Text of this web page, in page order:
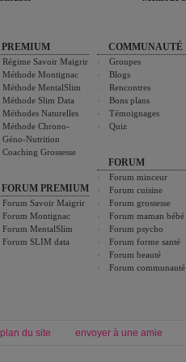
PREMIUM
Régime Savoir Maigrir
Méthode Montignac
Méthode MentalSlim
Méthode Slim Data
Méthodes Naturelles
Méthode Chrono-
Géno-Nutrition
Coaching Grossesse
FORUM PREMIUM
Forum Savoir Maigrir
Forum Montignac
Forum MentalSlim
Forum SLIM data
COMMUNAUTÉ
Groupes
Blogs
Rencontres
Bons plans
Témoignages
Quiz
FORUM
Forum minceur
Forum cuisine
Forum grossesse
Forum maman bébé
Forum psycho
Forum forme santé
Forum beauté
Forum communauté
plan du site envoyer à une amie